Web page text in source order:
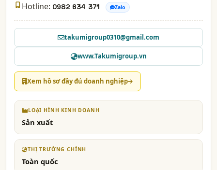
Hotline: 0982 634 371 Zalo
takumigroup0310@gmail.com
www.Takumigroup.vn
Xem hồ sơ đầy đủ doanh nghiệp
LOẠI HÌNH KINH DOANH
Sản xuất
THỊ TRƯỜNG CHÍNH
Toàn quốc